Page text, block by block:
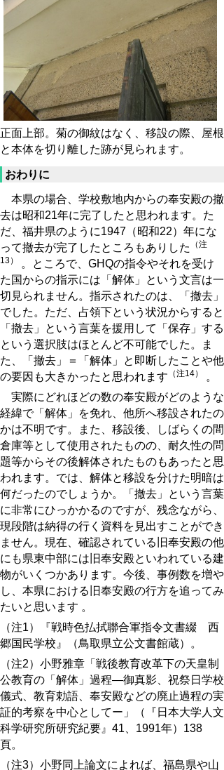
正面上部。菊の御紋はなく、移設の際、屋根
と本体を切り離した跡が見られます。
おわりに
本県の場合、学校敷地内からの奉安殿の撤
去は昭和21年に完了したと思われます。た
だ、福井県のように1947（昭和22）年にな
って撤去が完了したところもありした
（注
13）
。ところで、GHQの指令やそれを受け
た国からの指示には「解体」という文言は一
切見られません。指示されたのは、「撤去」
でした。ただ、占領下という状況からすると
「撤去」という言葉を援用して「保存」する
という選択肢はほとんど不可能でした。ま
た、「撤去」＝「解体」と即断したことや他
の要因も大きかったと思われます （注14）
。
実際にどれほどの数の奉安殿がどのような
経緯で「解体」を免れ、他所へ移設されたの
かは不明です。また、移設後、しばらくの間
倉庫等として使用されたものの、耐久性の問
題等からその後解体されたものもあったと思
われます。では、解体と移設を分けた明暗は
何だったのでしょうか。「撤去」という言葉
に非常にひっかかるのですが、残念ながら、
現段階は納得の行く資料を見出すことができ
ません。現在、確認されている旧奉安殿の他
にも県東中部には旧奉安殿といわれている建
物がいくつかあります。今後、事例数を増や
し、本県における旧奉安殿の行方を追ってみ
たいと思います 。
（注1）『戦時色払拭聯合軍指令文書綴 西
郷国民学校』（鳥取県立公文書館蔵）。
（注2）小野雅章「戦後教育改革下の天皇制
公教育の「解体」過程―御真影、祝祭日学校
儀式、教育勅語、奉安殿などの廃止過程の実
証的考察を中心としてー」（『日本大学人文
科学研究所研究紀要』41、1991年）138
頁。
（注3）小野同上論文によれば、福島県や山